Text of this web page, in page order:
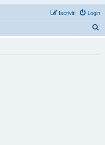
Login
Iscriviti